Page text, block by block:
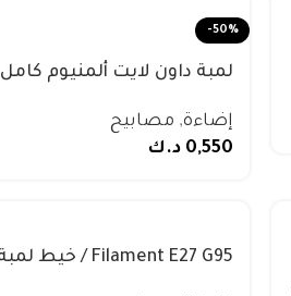
-50%
لمبة داون لايت ألمنيوم كامل
إضاءة, مصابيح
0,550 د.ك
Filament E27 G95 / خيط لمبة E27 G95